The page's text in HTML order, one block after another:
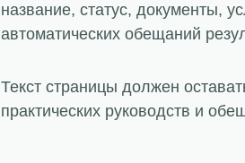
название, статус, документы,
автоматических обещаний
Текст страницы должен
практических руководств и